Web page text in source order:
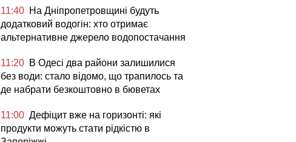
11:40 На Дніпропетровщині будуть
додатковий водогін: хто отримає
альтернативне джерело водопостачання
11:20 В Одесі два райони залишилися
без води: стало відомо, що трапилось та
де набрати безкоштовно в бюветах
11:00 Дефіцит вже на горизонті: які
продукти можуть стати рідкістю в